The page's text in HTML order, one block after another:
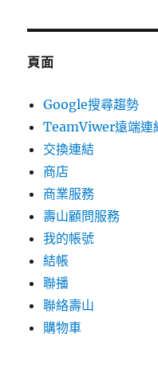
頁面
Google搜尋趨勢
TeamViwer遠端連
交換連結
商店
商業服務
壽山顧問服務
我的帳號
結帳
聯播
聯絡壽山
購物車